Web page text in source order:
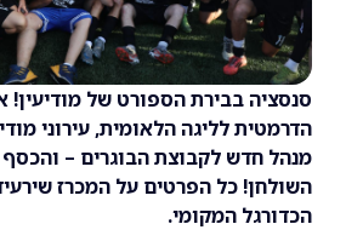
בבירת הספורט של מודיעין! אחרי העלייה
לליגה הלאומית, עירוני מודיעין מחפשת
לקבוצת הבוגרים – והכסף הגדול על
כל הפרטים על המכרז שירעיד את עולם
המקומי.